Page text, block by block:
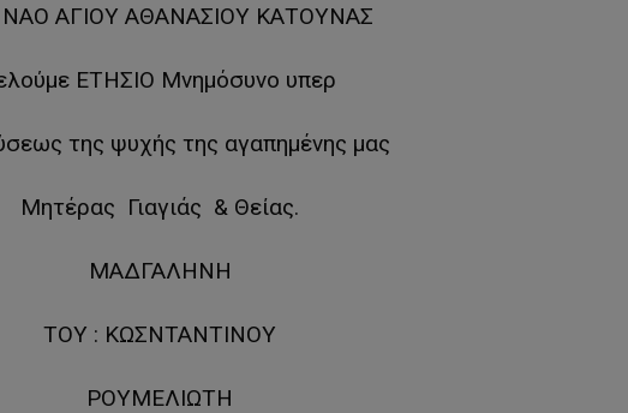
ΝΑΟ ΑΓΙΟΥ ΑΘΑΝΑΣΙΟΥ ΚΑΤΟΥΝΑΣ
ΕΤΗΣΙΟ Μνημόσυνο υπερ
της ψυχής της αγαπημένης μας
Μητέρας Γιαγιάς & Θείας.
ΜΑΔΓΑΛΗΝΗ
ΤΟΥ : ΚΩΣΝΤΑΝΤΙΝΟΥ
ΡΟΥΜΕΛΙΩΤΗ